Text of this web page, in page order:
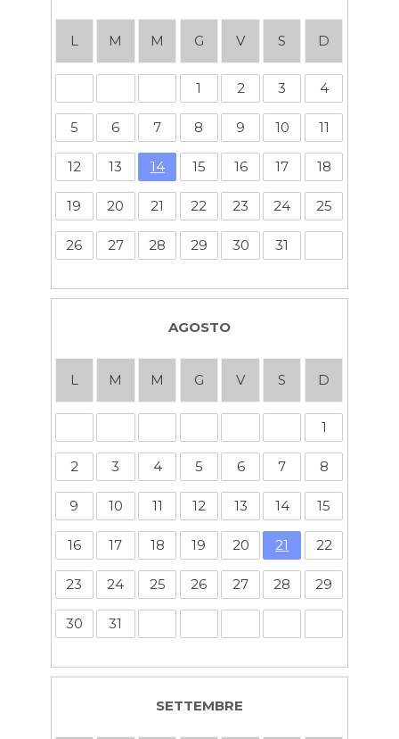
L M M G V S D
1 2 3 4
5 6 7 8 9 10 11
12 13 14 15 16 17 18
19 20 21 22 23 24 25
26 27 28 29 30 31
AGOSTO
L M M G V S D
1
2 3 4 5 6 7 8
9 10 11 12 13 14 15
16 17 18 19 20 21 22
23 24 25 26 27 28 29
30 31
SETTEMBRE